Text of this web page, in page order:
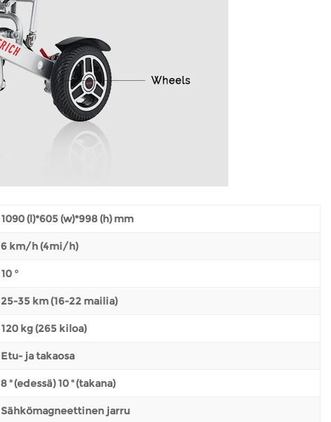
1090 (l)*605 (w)*998 (h) mm
6 km/h (4mi/h)
10 °
25-35 km (16-22 mailia)
120 kg (265 kiloa)
Etu- ja takaosa
8 '' (edessä) 10 '' (takana)
Sähkömagneettinen jarru